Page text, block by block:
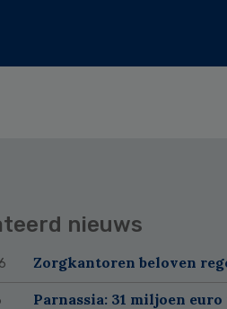
nieuws
Zorgkantoren beloven
Parnassia: 31 miljoen